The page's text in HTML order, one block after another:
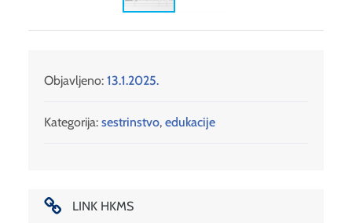
Objavljeno: 13.1.2025.
Kategorija: sestrinstvo, edukacije
LINK HKMS